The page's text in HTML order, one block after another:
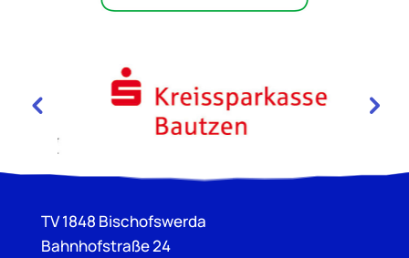
TV 1848 Bischofswerda
Bahnhofstraße 24